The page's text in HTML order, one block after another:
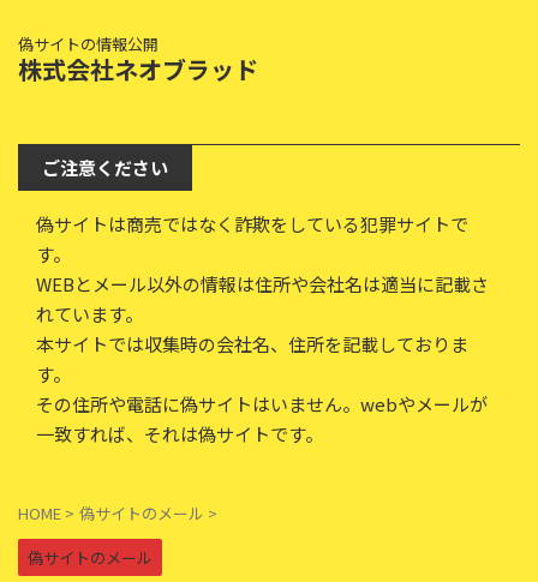
偽サイトの情報公開
株式会社ネオブラッド
ご注意ください
偽サイトは商売ではなく詐欺をしている犯罪サイトで
す。
WEBとメール以外の情報は住所や会社名は適当に記載さ
れています。
本サイトでは収集時の会社名、住所を記載しておりま
す。
その住所や電話に偽サイトはいません。webやメールが
一致すれば、それは偽サイトです。
HOME > 偽サイトのメール >
偽サイトのメール